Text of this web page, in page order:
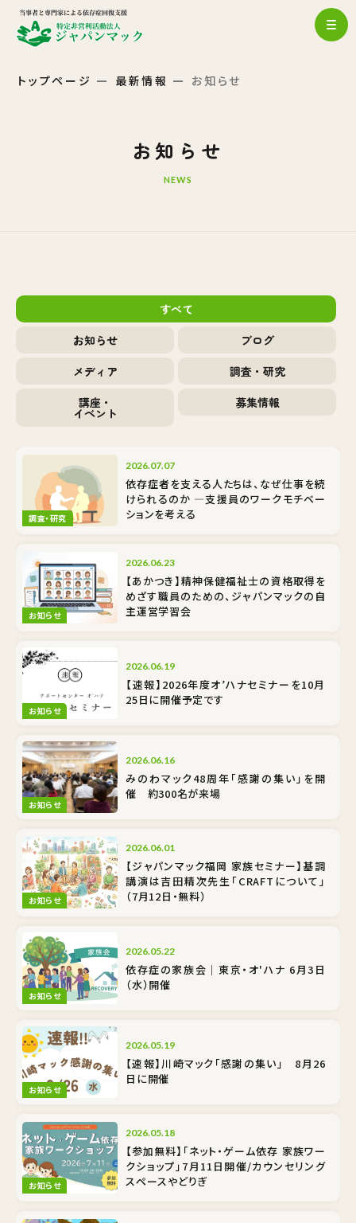
トップページ 最新情報 お知らせ
お知らせ
NEWS
すべて
お知らせ
ブログ
メディア
調査・研究
講座・
イベント
募集情報
調査・研究
2026.07.07
依存症者を支える人たちは、なぜ仕事を続
けられるのか ―支援員のワークモチベー
ションを考える
お知らせ
2026.06.23
【あかつき】精神保健福祉士の資格取得を
めざす職員のための、ジャパンマックの自
主運営学習会
お知らせ
2026.06.19
【速報】2026年度オ’ハナセミナーを10月
25日に開催予定です
お知らせ
2026.06.16
みのわマック48周年「感謝の集い」を開
催 約300名が来場
お知らせ
2026.06.01
【ジャパンマック福岡 家族セミナー】基調
講演は吉田精次先生「CRAFTについて」
（7月12日・無料）
お知らせ
2026.05.22
依存症の家族会｜東京・オ'ハナ 6月3日
（水）開催
お知らせ
2026.05.19
【速報】川崎マック「感謝の集い」 8月26
日に開催
お知らせ
2026.05.18
【参加無料】「ネット・ゲーム依存 家族ワー
クショップ」7月11日開催/カウンセリング
スペースやどりぎ